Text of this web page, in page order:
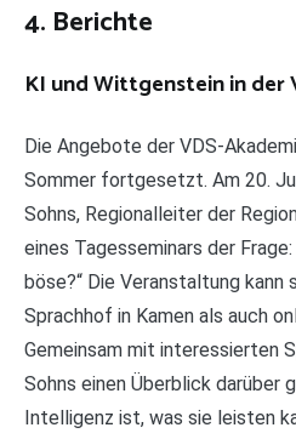
4. Berichte
KI und Wittgenstein in der
Die Angebote der VDS-
Sommer fortgesetzt. Am 20.
Sohns, Regionalleiter der
eines Tagesseminars der
böse?“ Die Veranstaltung
Sprachhof in Kamen als auch
Gemeinsam mit interessierten
Sohns einen Überblick darüber
Intelligenz ist, was sie leisten